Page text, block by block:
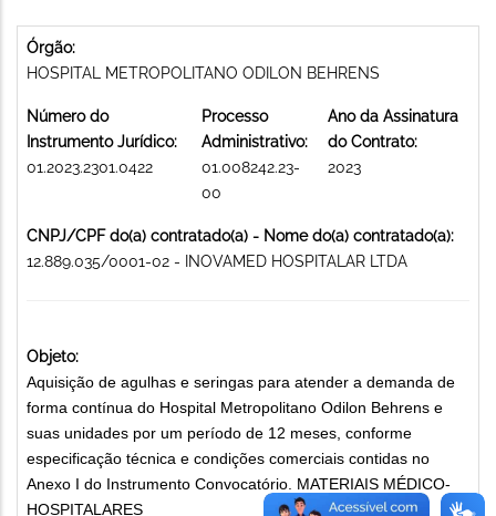
Órgão:
HOSPITAL METROPOLITANO ODILON BEHRENS
Número do
Instrumento Jurídico:
01.2023.2301.0422
Processo
Administrativo:
01.008242.23-
00
Ano da Assinatura
do Contrato:
2023
CNPJ/CPF do(a) contratado(a) - Nome do(a) contratado(a):
12.889.035/0001-02 - INOVAMED HOSPITALAR LTDA
Objeto:
Aquisição de agulhas e seringas para atender a demanda de
forma contínua do Hospital Metropolitano Odilon Behrens e
suas unidades por um período de 12 meses, conforme
especificação técnica e condições comerciais contidas no
Anexo I do Instrumento Convocatório. MATERIAIS MÉDICO-
HOSPITALARES